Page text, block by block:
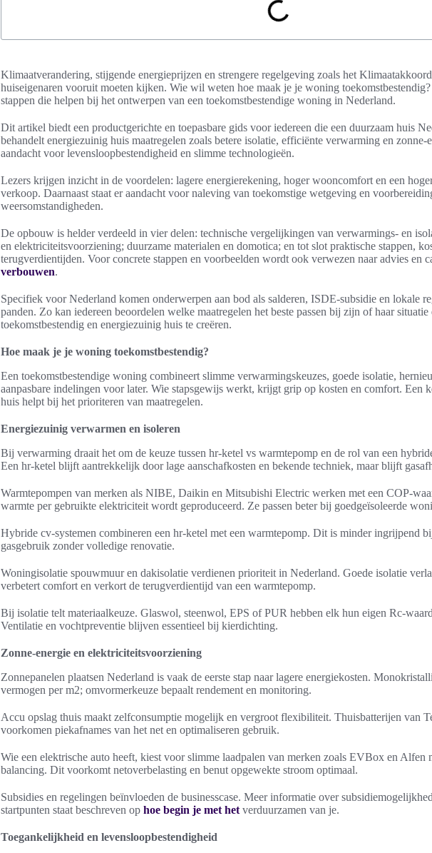
Klimaatverandering, stijgende energieprijzen en strengere regelgeving zoals het
huiseigenaren vooruit moeten kijken. Wie wil weten hoe maak je je woning
stappen die helpen bij het ontwerpen van een toekomstbestendige woning in Nederland.
Dit artikel biedt een productgerichte en toepasbare gids voor iedereen die een duurzaam huis
behandelt energiezuinig huis maatregelen zoals betere isolatie, efficiënte verwarming en zonne-
aandacht voor levensloopbestendigheid en slimme technologieën.
Lezers krijgen inzicht in de voordelen: lagere energierekening, hoger wooncomfort en een
verkoop. Daarnaast staat er aandacht voor naleving van toekomstige wetgeving en
weersomstandigheden.
De opbouw is helder verdeeld in vier delen: technische vergelijkingen van verwarmings- en
en elektriciteitsvoorziening; duurzame materialen en domotica; en tot slot praktische stappen,
terugverdientijden. Voor concrete stappen en voorbeelden wordt ook verwezen naar advies en
verbouwen.
Specifiek voor Nederland komen onderwerpen aan bod als salderen, ISDE-subsidie en lokale
panden. Zo kan iedereen beoordelen welke maatregelen het beste passen bij zijn of haar situatie
toekomstbestendig en energiezuinig huis te creëren.
Hoe maak je je woning toekomstbestendig?
Een toekomstbestendige woning combineert slimme verwarmingskeuzes, goede isolatie,
aanpasbare indelingen voor later. Wie stapsgewijs werkt, krijgt grip op kosten en comfort. Een
huis helpt bij het prioriteren van maatregelen.
Energiezuinig verwarmen en isoleren
Bij verwarming draait het om de keuze tussen hr-ketel vs warmtepomp en de rol van een
Een hr-ketel blijft aantrekkelijk door lage aanschafkosten en bekende techniek, maar blijft
Warmtepompen van merken als NIBE, Daikin en Mitsubishi Electric werken met een COP-
warmte per gebruikte elektriciteit wordt geproduceerd. Ze passen beter bij goedgeïsoleerde
Hybride cv-systemen combineren een hr-ketel met een warmtepomp. Dit is minder ingrijpend
gasgebruik zonder volledige renovatie.
Woningisolatie spouwmuur en dakisolatie verdienen prioriteit in Nederland. Goede isolatie
verbetert comfort en verkort de terugverdientijd van een warmtepomp.
Bij isolatie telt materiaalkeuze. Glaswol, steenwol, EPS of PUR hebben elk hun eigen Rc-
Ventilatie en vochtpreventie blijven essentieel bij kierdichting.
Zonne-energie en elektriciteitsvoorziening
Zonnepanelen plaatsen Nederland is vaak de eerste stap naar lagere energiekosten.
vermogen per m2; omvormerkeuze bepaalt rendement en monitoring.
Accu opslag thuis maakt zelfconsumptie mogelijk en vergroot flexibiliteit. Thuisbatterijen van
voorkomen piekafnames van het net en optimaliseren gebruik.
Wie een elektrische auto heeft, kiest voor slimme laadpalen van merken zoals EVBox en Alfen
balancing. Dit voorkomt netoverbelasting en benut opgewekte stroom optimaal.
Subsidies en regelingen beïnvloeden de businesscase. Meer informatie over
startpunten staat beschreven op hoe begin je met het verduurzamen van je.
Toegankelijkheid en levensloopbestendigheid